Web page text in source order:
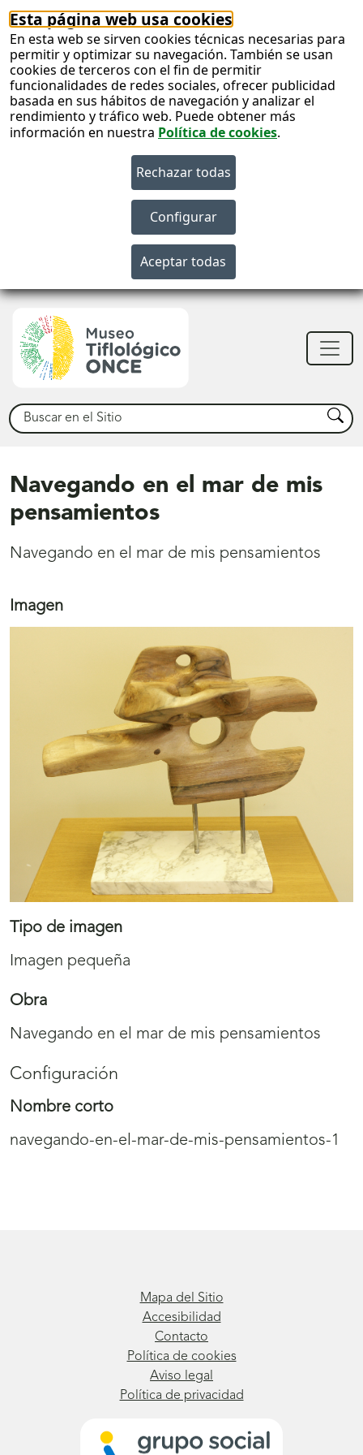
Esta página web usa cookies
En esta web se sirven cookies técnicas necesarias para
permitir y optimizar su navegación. También se usan
cookies de terceros con el fin de permitir
funcionalidades de redes sociales, ofrecer publicidad
basada en sus hábitos de navegación y analizar el
rendimiento y tráfico web. Puede obtener más
información en nuestra Política de cookies.
Buscar Buscar
Navegando en el mar de mis
pensamientos
Navegando en el mar de mis pensamientos
Imagen
Tipo de imagen
Imagen pequeña
Obra
Navegando en el mar de mis pensamientos
Configuración
Nombre corto
navegando-en-el-mar-de-mis-pensamientos-1
Mapa del Sitio
Accesibilidad
Contacto
Política de cookies
Aviso legal
Política de privacidad